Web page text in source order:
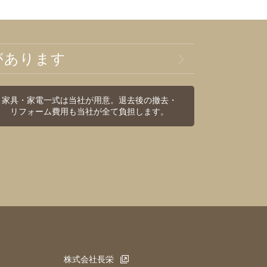
ります
家具・家電一式は当社が用意。退去後の撤去・
リフォーム費用も当社が全て負担します。
株式会社長栄